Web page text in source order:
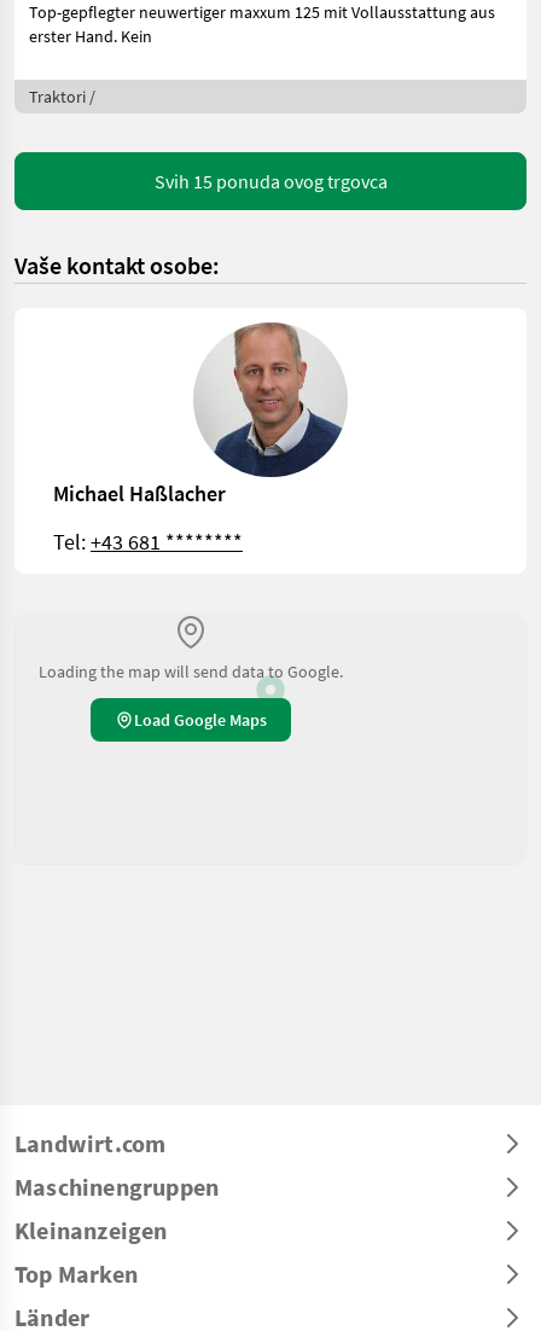
Top-gepflegter neuwertiger maxxum 125 mit Vollausstattung aus
erster Hand. Kein
Traktori /
Svih 15 ponuda ovog trgovca
Vaše kontakt osobe:
Michael Haßlacher
Tel:+43 681 ********
Loading the map will send data to Google.
Load Google Maps
Landwirt.com
Maschinengruppen
Kleinanzeigen
Top Marken
Länder